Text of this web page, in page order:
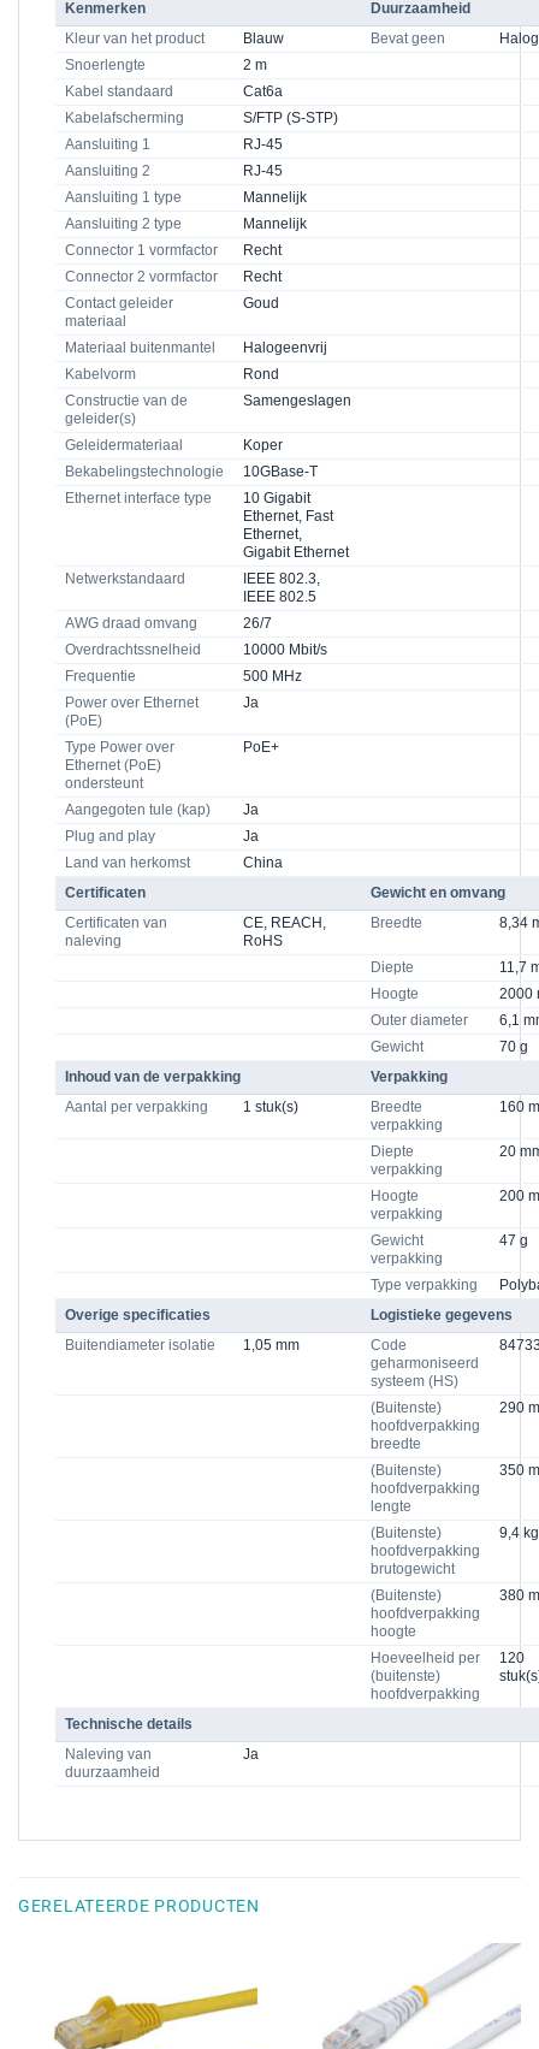
Kenmerken
Duurzaamheid
Kleur van het product
Blauw Bevat geen
Snoerlengte
2 m
Kabel standaard
Cat6a
Kabelafscherming
S/FTP (S-STP)
Aansluiting 1
RJ-45
Aansluiting 2
RJ-45
Aansluiting 1 type
Mannelijk
Aansluiting 2 type
Mannelijk
Connector 1 vormfactor
Recht
Connector 2 vormfactor
Recht
Contact geleider
materiaal
Goud
Materiaal buitenmantel
Halogeenvrij
Kabelvorm
Rond
Constructie van de
geleider(s)
Samengeslagen
Geleidermateriaal
Koper
Bekabelingstechnologie
10GBase-T
Ethernet interface type
10 Gigabit
Ethernet, Fast
Ethernet,
Gigabit Ethernet
Netwerkstandaard
IEEE 802.3,
IEEE 802.5
AWG draad omvang
26/7
Overdrachtssnelheid
10000 Mbit/s
Frequentie
500 MHz
Power over Ethernet
(PoE)
Ja
Type Power over
Ethernet (PoE)
ondersteunt
PoE+
Aangegoten tule (kap)
Ja
Plug and play
Ja
Land van herkomst
China
Certificaten
Gewicht en omvang
Certificaten van
naleving
CE, REACH,
RoHS
Breedte 8,34
Diepte
11,7
Hoogte
2000
Outer diameter
6,1
Gewicht
70 g
Inhoud van de verpakking
Verpakking
Aantal per verpakking
1 stuk(s)
Breedte
verpakking
160
Diepte
verpakking
20
Hoogte
verpakking
200
Gewicht
verpakking
47 g
Type verpakking
Overige specificaties
Logistieke gegevens
Buitendiameter isolatie
1,05 mm
Code
geharmoniseerd
systeem (HS)
(Buitenste)
hoofdverpakking
breedte
290
(Buitenste)
hoofdverpakking
lengte
350
(Buitenste)
hoofdverpakking
brutogewicht
9,4 kg
(Buitenste)
hoofdverpakking
hoogte
380
Hoeveelheid per
(buitenste)
hoofdverpakking
120
Technische details
Naleving van
duurzaamheid
Ja
GERELATEERDE PRODUCTEN